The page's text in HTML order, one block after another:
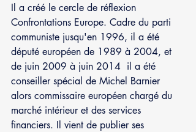
Il a créé le cercle de réflexion
Confrontations Europe. Cadre du parti
communiste jusqu'en 1996, il a été
député européen de 1989 à 2004, et
de juin 2009 à juin 2014  il a été
conseiller spécial de Michel Barnier
alors commissaire européen chargé du
marché intérieur et des services
financiers. Il vient de publier ses